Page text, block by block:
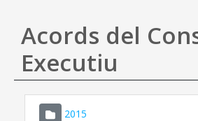
Acords del
Executiu
2015